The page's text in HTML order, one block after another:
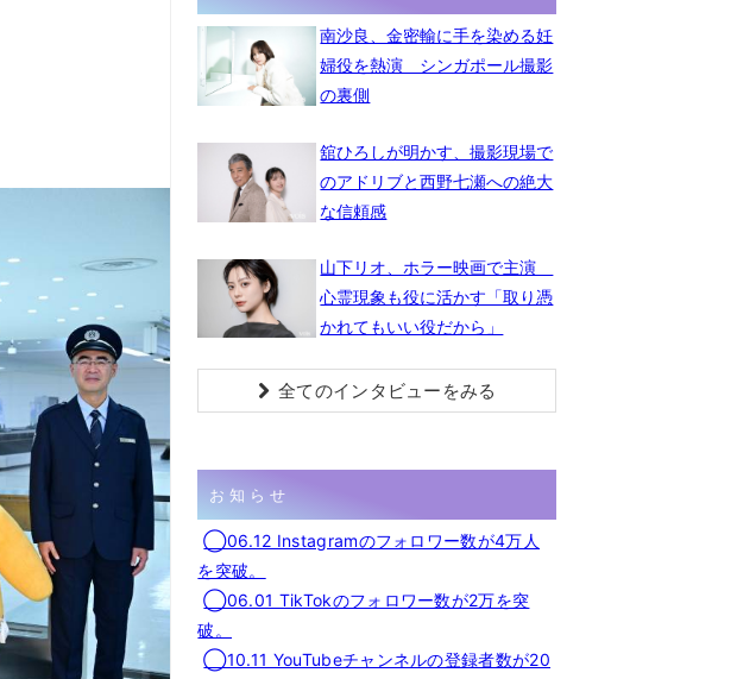
南沙良、金密輸に手を染める妊
婦役を熱演 シンガポール撮影
の裏側
舘ひろしが明かす、撮影現場で
のアドリブと西野七瀬への絶大
な信頼感
山下リオ、ホラー映画で主演
心霊現象も役に活かす「取り憑
かれてもいい役だから」
全てのインタビューをみる
お知らせ
◯06.12 Instagramのフォロワー数が4万人
を突破。
◯06.01 TikTokのフォロワー数が2万を突
破。
◯10.11 YouTubeチャンネルの登録者数が20